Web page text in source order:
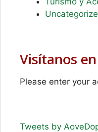
Visítanos
Please enter your
Tweets by